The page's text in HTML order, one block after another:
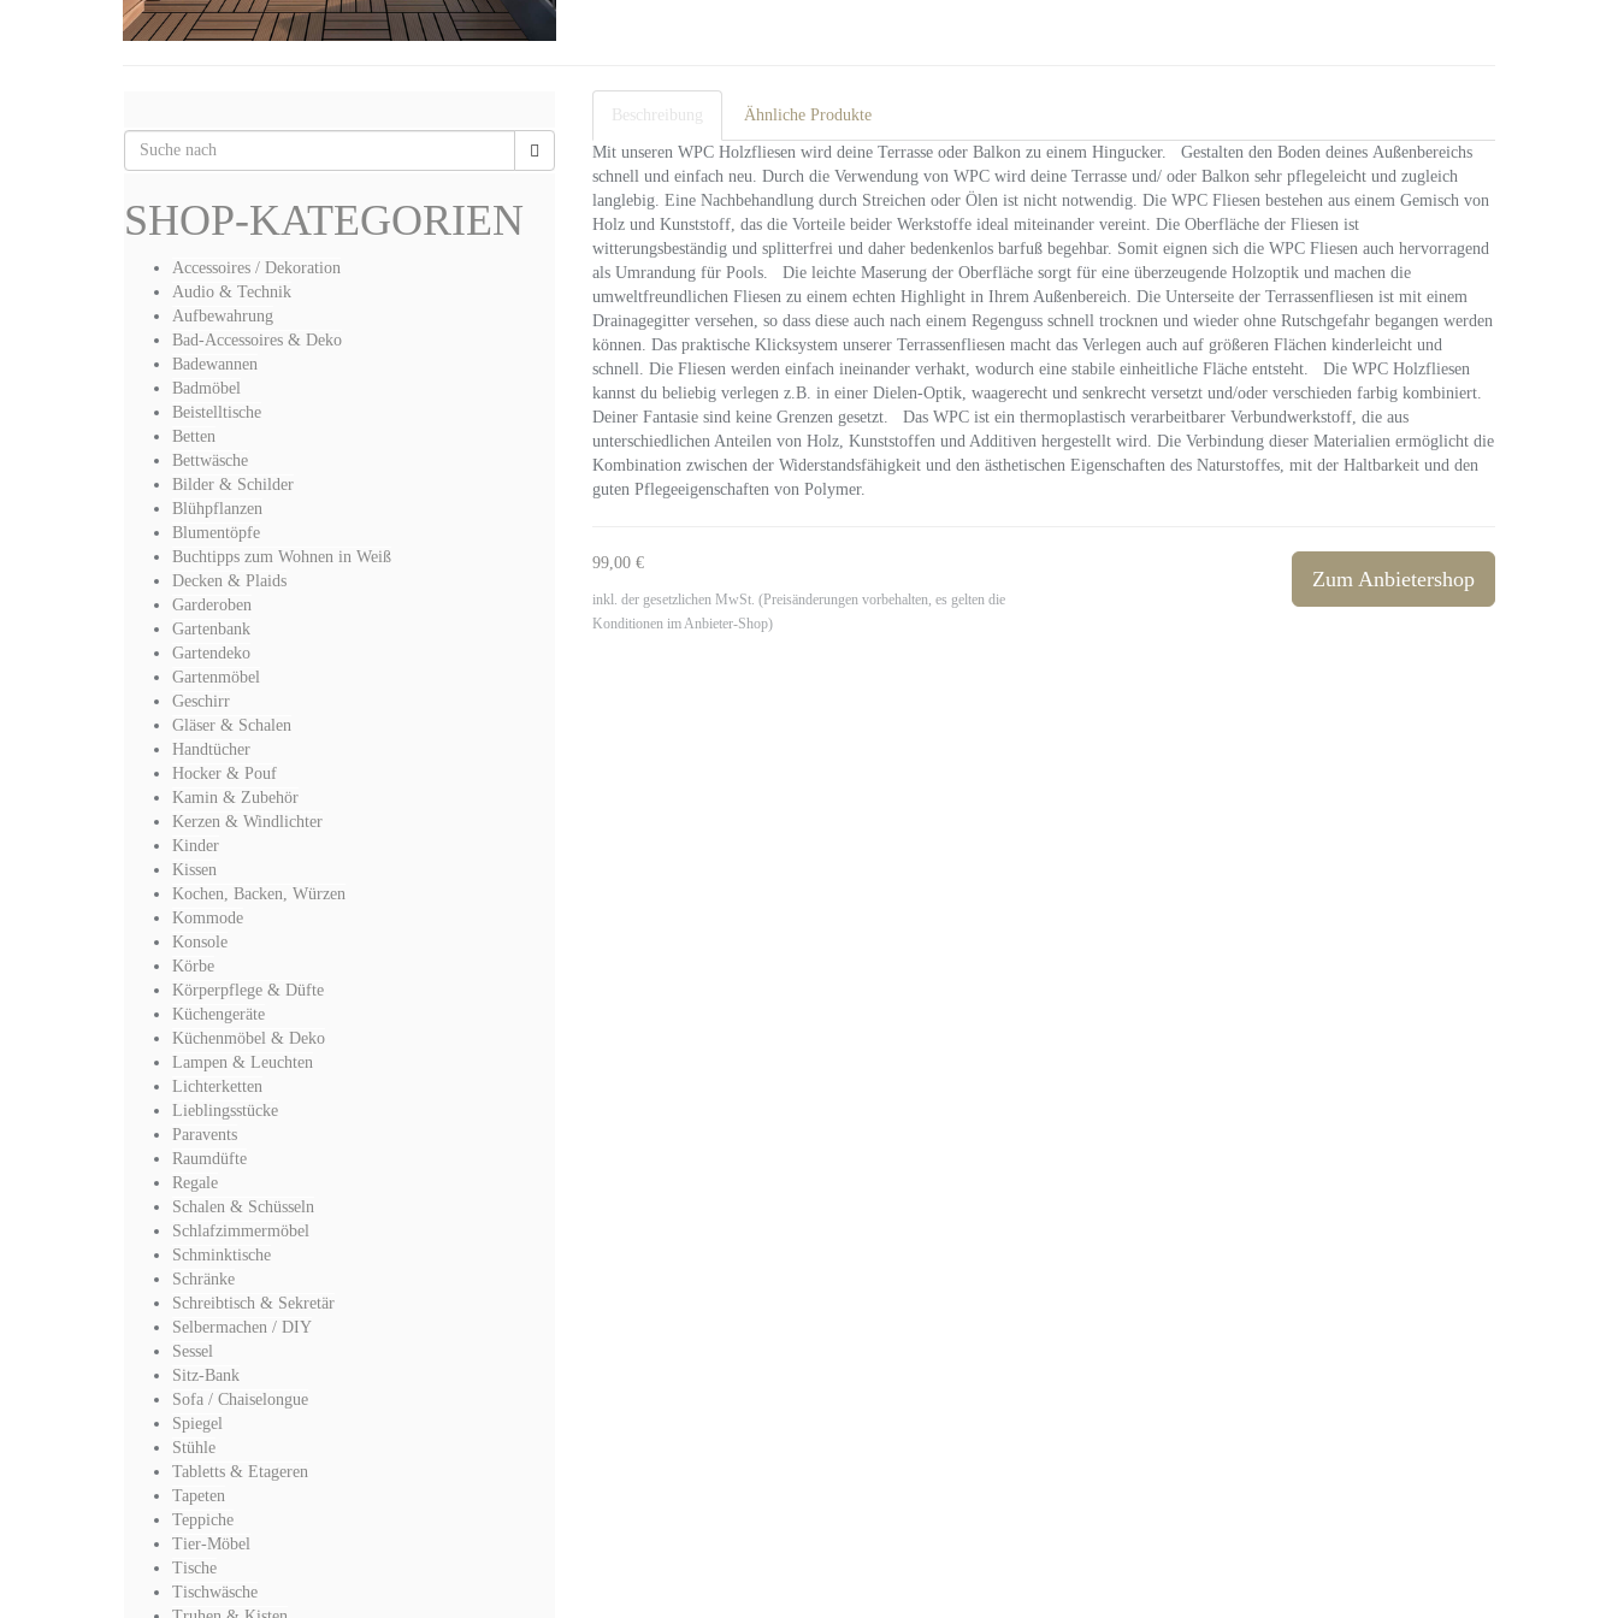
Beschreibung Ähnliche Produkte
Mit unseren WPC Holzfliesen wird deine Terrasse oder Balkon zu einem Hingucker. Gestalten den Boden deines Außenbereichs
schnell und einfach neu. Durch die Verwendung von WPC wird deine Terrasse und/ oder Balkon sehr pflegeleicht und zugleich
langlebig. Eine Nachbehandlung durch Streichen oder Ölen ist nicht notwendig. Die WPC Fliesen bestehen aus einem Gemisch von
Holz und Kunststoff, das die Vorteile beider Werkstoffe ideal miteinander vereint. Die Oberfläche der Fliesen ist
witterungsbeständig und splitterfrei und daher bedenkenlos barfuß begehbar. Somit eignen sich die WPC Fliesen auch hervorragend
als Umrandung für Pools. Die leichte Maserung der Oberfläche sorgt für eine überzeugende Holzoptik und machen die
umweltfreundlichen Fliesen zu einem echten Highlight in Ihrem Außenbereich. Die Unterseite der Terrassenfliesen ist mit einem
Drainagegitter versehen, so dass diese auch nach einem Regenguss schnell trocknen und wieder ohne Rutschgefahr begangen werden
können. Das praktische Klicksystem unserer Terrassenfliesen macht das Verlegen auch auf größeren Flächen kinderleicht und
schnell. Die Fliesen werden einfach ineinander verhakt, wodurch eine stabile einheitliche Fläche entsteht. Die WPC Holzfliesen
kannst du beliebig verlegen z.B. in einer Dielen-Optik, waagerecht und senkrecht versetzt und/oder verschieden farbig kombiniert.
Deiner Fantasie sind keine Grenzen gesetzt. Das WPC ist ein thermoplastisch verarbeitbarer Verbundwerkstoff, die aus
unterschiedlichen Anteilen von Holz, Kunststoffen und Additiven hergestellt wird. Die Verbindung dieser Materialien ermöglicht die
Kombination zwischen der Widerstandsfähigkeit und den ästhetischen Eigenschaften des Naturstoffes, mit der Haltbarkeit und den
guten Pflegeeigenschaften von Polymer.
99,00 €
inkl. der gesetzlichen MwSt. (Preisänderungen vorbehalten, es gelten die
Konditionen im Anbieter-Shop)
Zum Anbietershop
SHOP-KATEGORIEN
Accessoires / Dekoration
Audio & Technik
Aufbewahrung
Bad-Accessoires & Deko
Badewannen
Badmöbel
Beistelltische
Betten
Bettwäsche
Bilder & Schilder
Blühpflanzen
Blumentöpfe
Buchtipps zum Wohnen in Weiß
Decken & Plaids
Garderoben
Gartenbank
Gartendeko
Gartenmöbel
Geschirr
Gläser & Schalen
Handtücher
Hocker & Pouf
Kamin & Zubehör
Kerzen & Windlichter
Kinder
Kissen
Kochen, Backen, Würzen
Kommode
Konsole
Körbe
Körperpflege & Düfte
Küchengeräte
Küchenmöbel & Deko
Lampen & Leuchten
Lichterketten
Lieblingsstücke
Paravents
Raumdüfte
Regale
Schalen & Schüsseln
Schlafzimmermöbel
Schminktische
Schränke
Schreibtisch & Sekretär
Selbermachen / DIY
Sessel
Sitz-Bank
Sofa / Chaiselongue
Spiegel
Stühle
Tabletts & Etageren
Tapeten
Teppiche
Tier-Möbel
Tische
Tischwäsche